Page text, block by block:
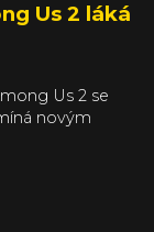
Us 2 láká
Us 2 se
novým
pořád
že se druhá